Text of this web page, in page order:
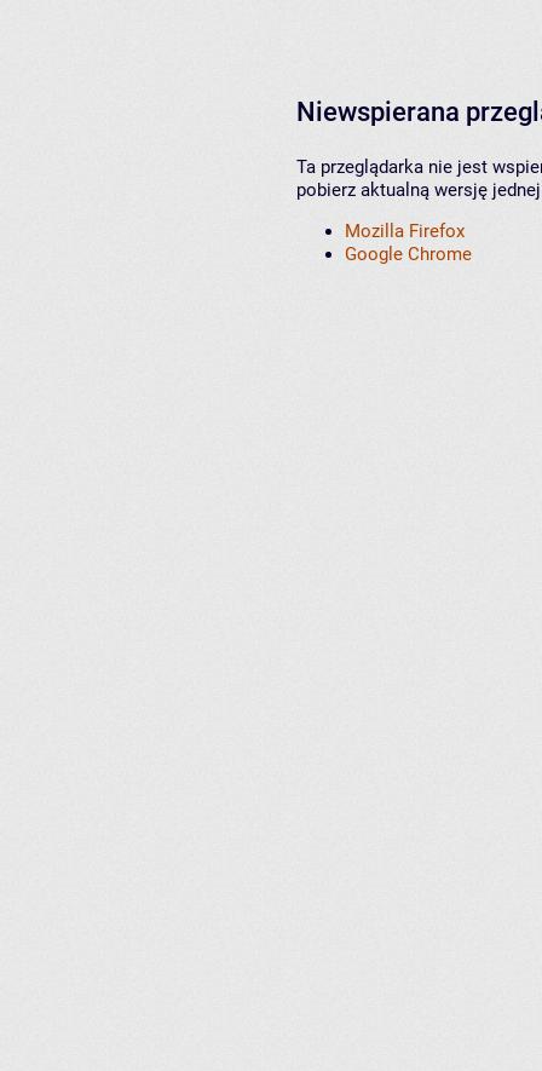
Niewspierana
Ta przeglądarka nie jest
pobierz aktualną wersję
Mozilla Firefox
Google Chrome